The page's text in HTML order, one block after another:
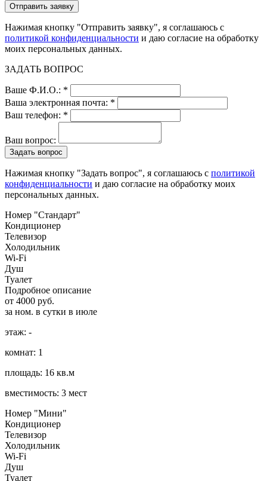
Нажимая кнопку "Отправить заявку", я соглашаюсь с
политикой конфиденциальности и даю согласие на обработку
моих персональных данных.
ЗАДАТЬ ВОПРОС
Ваше Ф.И.О.: *
Ваша электронная почта: *
Ваш телефон: *
Ваш вопрос:
Нажимая кнопку "Задать вопрос", я соглашаюсь с политикой
конфиденциальности и даю согласие на обработку моих
персональных данных.
Номер "Стандарт"
Кондиционер
Телевизор
Холодильник
Wi-Fi
Душ
Туалет
Подробное описание
от 4000 руб.
за ном. в сутки в июле
этаж: -
комнат: 1
площадь: 16 кв.м
вместимость: 3 мест
Номер "Мини"
Кондиционер
Телевизор
Холодильник
Wi-Fi
Душ
Туалет